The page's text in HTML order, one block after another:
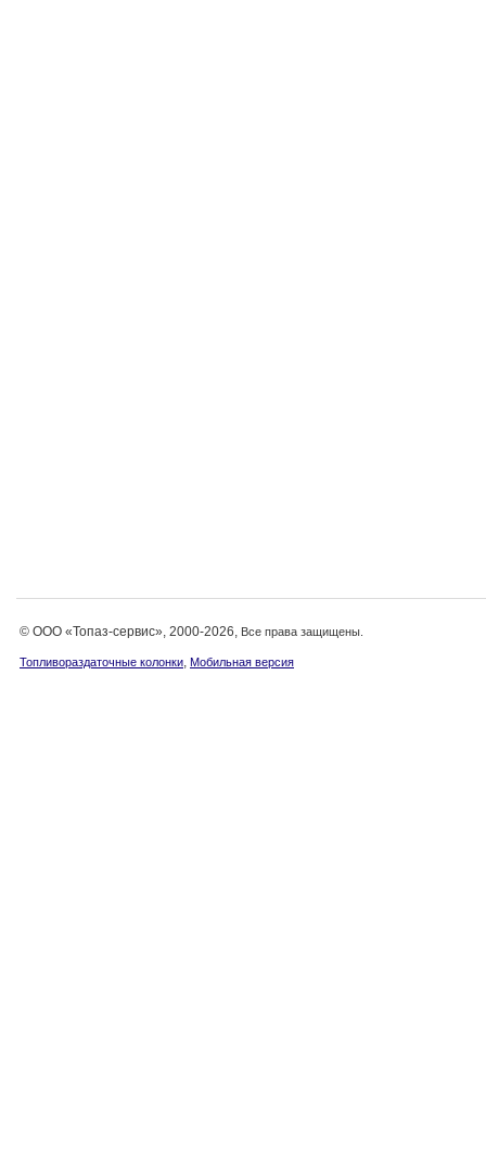
© ООО «Топаз-сервис», 2000-2026, Все права защищены.
Топливораздаточные колонки, Мобильная версия